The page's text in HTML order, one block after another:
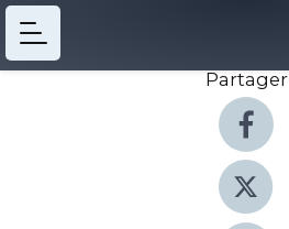
Partager